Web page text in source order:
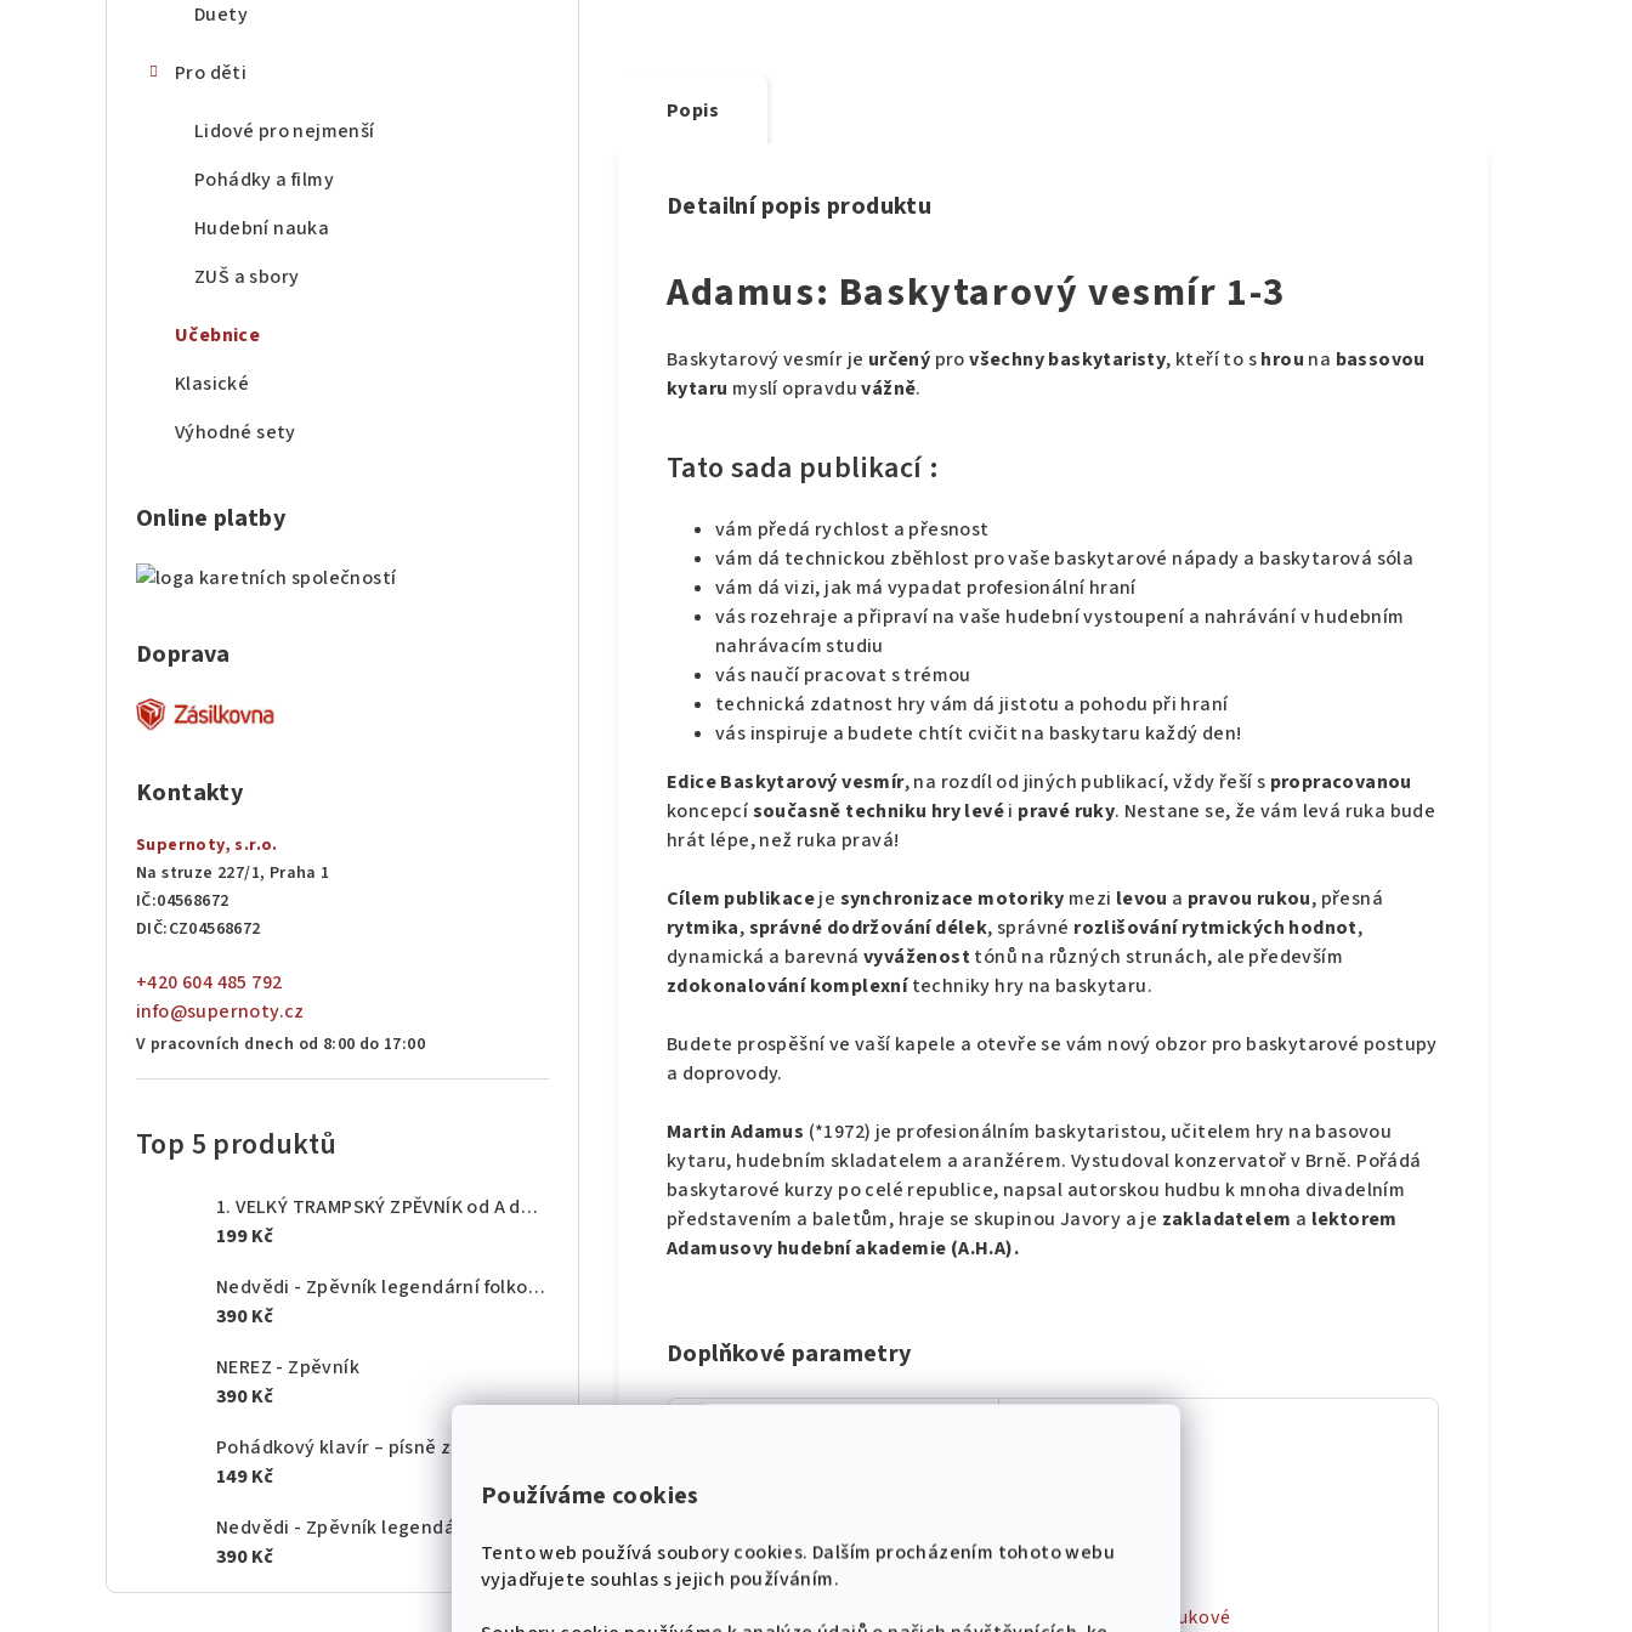
Používáme cookies
Tento web používá soubory cookies. Dalším procházením tohoto webu
vyjadřujete souhlas s jejich používáním.
Duety
Pro děti
Lidové pro nejmenší
Pohádky a filmy
Hudební nauka
ZUŠ a sbory
Učebnice
Klasické
Výhodné sety
Online platby
Doprava
Kontakty
Supernoty, s.r.o.
Na struze 227/1, Praha 1
IČ:04568672
DIČ:CZ04568672
+420 604 485 792
info@supernoty.cz
V pracovních dnech od 8:00 do 17:00
Top 5 produktů
1. VELKÝ TRAMPSKÝ ZPĚVNÍK od A do Z - texty akordy
199 Kč
Nedvědi - Zpěvník legendární folkové rodiny - 1.díl
390 Kč
NEREZ - Zpěvník
390 Kč
149 Kč
390 Kč
Popis
Detailní popis produktu
Adamus: Baskytarový vesmír 1-3
Baskytarový vesmír je určený provšechny baskytaristy, kteří to shrou na bassovou
kytaru myslí opravduvážně.
Tato sada publikací :
vám předá rychlost a přesnost
vám dá technickou zběhlost pro vaše baskytarové nápady a baskytarová sóla
vám dá vizi, jak má vypadat profesionální hraní
vás rozehraje a připraví na vaše hudební vystoupení a nahrávání v hudebním
nahrávacím studiu
vás naučí pracovat s trémou
technická zdatnost hry vám dá jistotu a pohodu při hraní
vás inspiruje a budete chtít cvičit na baskytaru každý den!
Edice Baskytarový vesmír, na rozdíl od jiných publikací, vždy řeší s propracovanou
koncepcísoučasně techniku hrylevéi pravé ruky. Nestane se, že vám levá ruka bude
hrát lépe, než ruka pravá!
Cílem publikaceje synchronizace motoriky mezi levou a pravou rukou, přesná
rytmika,správné dodržování délek, správné rozlišování rytmických hodnot,
dynamická a barevná vyváženosttónů na různých strunách, ale především
zdokonalování komplexnítechniky hry na baskytaru.
Budete prospěšní ve vaší kapele a otevře se vám nový obzor pro baskytarové postupy
a doprovody.
Martin Adamus (*1972) je profesionálním baskytaristou, učitelem hry na basovou
kytaru, hudebním skladatelem a aranžérem. Vystudoval konzervatoř v Brně. Pořádá
baskytarové kurzy po celé republice, napsal autorskou hudbu k mnoha divadelním
představením a baletům, hraje se skupinou Javory a je zakladatelem a lektorem
Adamusovy hudební akademie (A.H.A).
Doplňkové parametry
Nástroj:
Hudební školy
Výukové
stejnou notu! 🎸
Nové zpěvníky, noty a akce přímo do tvého